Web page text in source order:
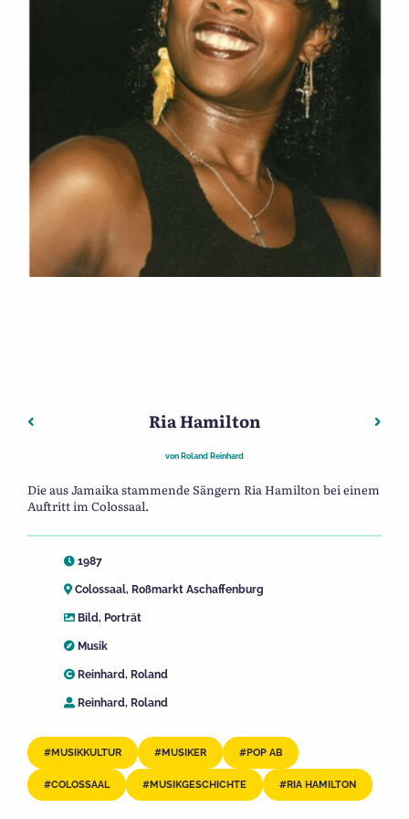
Beitragsnavigation
Vorheriger: Peter LinhartRia Hamilton
von Roland Reinhard
Die aus Jamaika stammende Sängern Ria Hamilton bei einem
Auftritt im Colossaal.
1987
Colossaal, Roßmarkt Aschaffenburg
Bild, Porträt
Musik
Reinhard, Roland
Reinhard, Roland
MUSIKKULTUR MUSIKER POP AB
COLOSSAAL MUSIKGESCHICHTE RIA HAMILTON